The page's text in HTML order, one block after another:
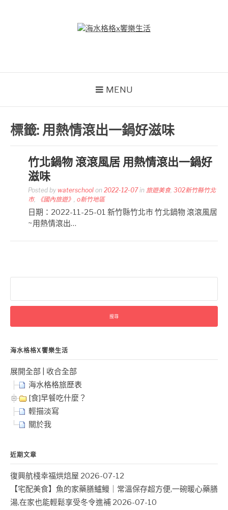
MENU
標籤: 用熱情滾出一鍋好滋味
竹北鍋物 滾滾風居 用熱情滾出一鍋好
滋味
Posted by waterschool on 2022-12-07in 旅遊美食, 302新竹縣竹北
市, 《國內旅遊》 , o新竹地區
日期：2022-11-25-01 新竹縣竹北市 竹北鍋物 滾滾風居
~用熱情滾出…
關
字:
海水格格X饗樂生活
展開全部
收合全部
海水格格旅歷表
[食]早餐吃什麼？
輕描淡寫
關於我
近期文章
復興航棧幸福烘焙屋 2026-07-12
【宅配美食】魚的家藥膳鱸鰻｜常溫保存超方便,一碗暖心藥膳
湯,在家也能輕鬆享受冬令進補 2026-07-10